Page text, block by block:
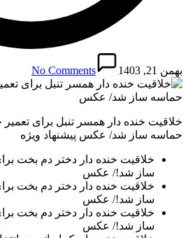
بهمن 21, 1403 No Comments
خلاقیت خنده دار همسر تنبل برای
حماسه ساز شد/ عکس پیشنهاد ویژه
خلاقیت خنده دار دختر دم بخت
ساز شد!/ عکس
خلاقیت خنده دار دختر دم بخت
ساز شد!/ عکس
خلاقیت خنده دار دختر دم بخت
ساز شد!/ عکس